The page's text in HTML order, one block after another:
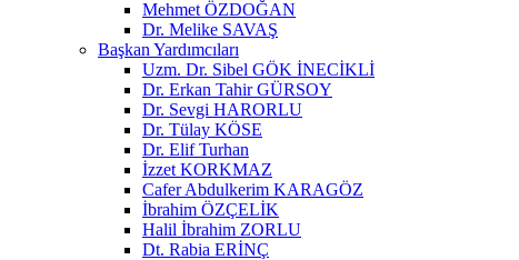
Mehmet ÖZDOĞAN
Dr. Melike SAVAŞ
Başkan Yardımcıları
Uzm. Dr. Sibel GÖK İNECİKLİ
Dr. Erkan Tahir GÜRSOY
Dr. Sevgi HARORLU
Dr. Tülay KÖSE
Dr. Elif Turhan
İzzet KORKMAZ
Cafer Abdulkerim KARAGÖZ
İbrahim ÖZÇELİK
Halil İbrahim ZORLU
Dt. Rabia ERİNÇ